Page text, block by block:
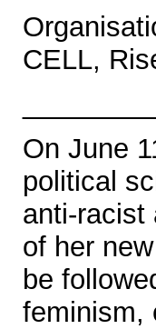
CELL,
On June
political
anti-racist
of her
be
feminism,